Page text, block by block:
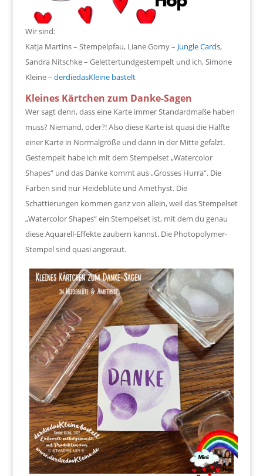
Wir sind:
Katja Martins – Stempelpfau, Liane Gorny – Jungle Cards,
Sandra Nitschke – Gelettertundgestempelt und ich, Simone
Kleine – derdiedasKleine bastelt
Kleines Kärtchen zum Danke-Sagen
Wer sagt denn, dass eine Karte immer Standardmaße haben
muss? Niemand, oder?! Also diese Karte ist quasi die Hälfte
einer Karte in Normalgröße und dann in der Mitte gefalzt.
Gestempelt habe ich mit dem Stempelset „Watercolor
Shapes“ und das Danke kommt aus „Grosses Hurra“. Die
Farben sind nur Heideblüte und Amethyst. Die
Schattierungen kommen ganz von allein, weil das Stempelset
„Watercolor Shapes“ ein Stempelset ist, mit dem du genau
diese Aquarell-Effekte zaubern kannst. Die Photopolymer-
Stempel sind quasi angeraut.